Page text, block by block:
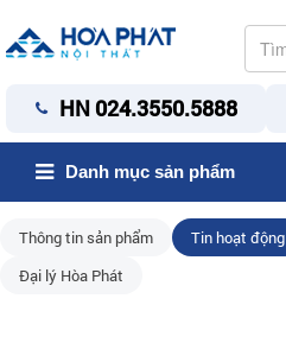
HN 024.3550.5888
Danh mục sản phẩm
Thông tin sản phẩm Tin hoạt động
Đại lý Hòa Phát